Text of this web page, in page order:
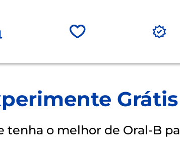
tenha o melhor de Oral-B